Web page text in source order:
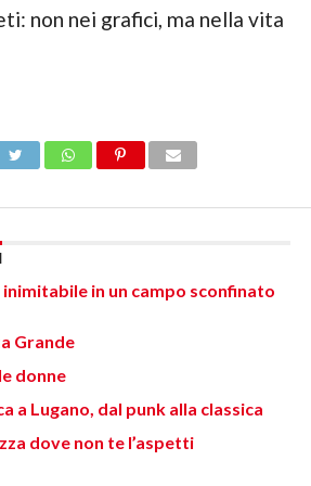
non nei grafici, ma nella vita
in un campo sconfinato
Grande
donne
a Lugano, dal punk alla classica
dove non te l’aspetti